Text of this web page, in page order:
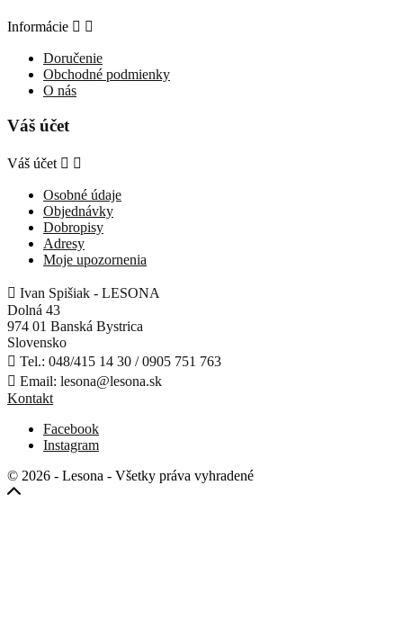
Informácie  
Doručenie
Obchodné podmienky
O nás
Váš účet
Váš účet  
Osobné údaje
Objednávky
Dobropisy
Adresy
Moje upozornenia
 Ivan Spišiak - LESONA
Dolná 43
974 01 Banská Bystrica
Slovensko
 Tel.: 048/415 14 30 / 0905 751 763
 Email: lesona@lesona.sk
Kontakt
Facebook
Instagram
© 2026 - Lesona - Všetky práva vyhradené